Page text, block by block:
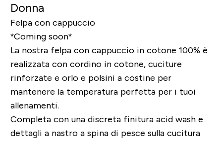
Donna
Felpa con cappuccio
*Coming soon*
La nostra felpa con cappuccio in cotone 100% è
realizzata con cordino in cotone, cuciture
rinforzate e orlo e polsini a costine per
mantenere la temperatura perfetta per i tuoi
allenamenti.
Completa con una discreta finitura acid wash e
dettagli a nastro a spina di pesce sulla cucitura